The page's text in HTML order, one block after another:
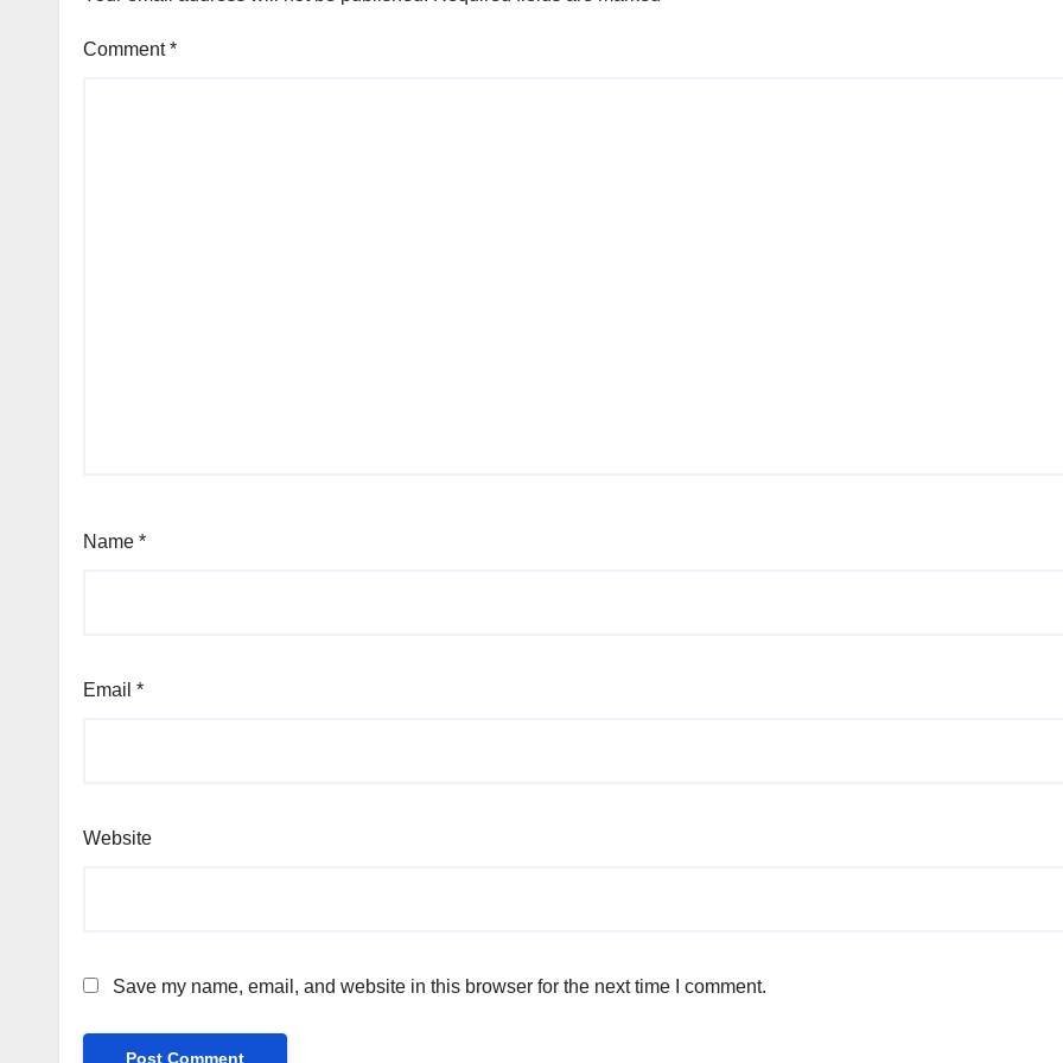
Comment*
Name *
Email *
Website
Save my name, email, and website in this browser for the next time I comment.